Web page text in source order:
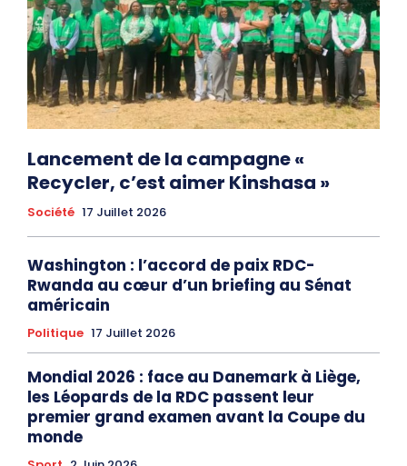
Lancement de la campagne «
Recycler, c’est aimer Kinshasa »
Société 17 Juillet 2026
Washington : l’accord de paix RDC-
Rwanda au cœur d’un briefing au Sénat
américain
Politique 17 Juillet 2026
Mondial 2026 : face au Danemark à Liège,
les Léopards de la RDC passent leur
premier grand examen avant la Coupe du
monde